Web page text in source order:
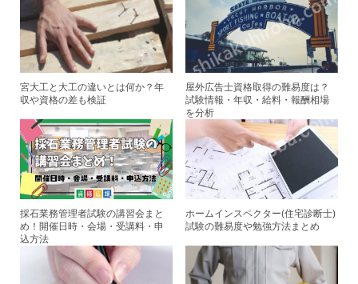
o
o
k
宮大工と大工の違いとは何か？年
収や資格の差も検証
屋外広告士資格取得の難易度は？
試験情報・年収・給料・報酬相場
を分析
採石業務管理者試験の講習会まと
め！開催日時・会場・受講料・申
込方法
ホームインスペクター(住宅診断士)
試験の難易度や勉強方法まとめ